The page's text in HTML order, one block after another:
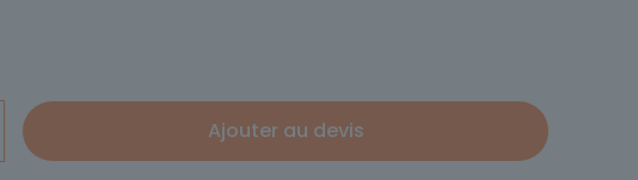
Ajouter au devis